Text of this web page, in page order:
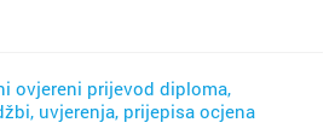
ovjereni prijevod diploma,
uvjerenja, prijepisa ocjena